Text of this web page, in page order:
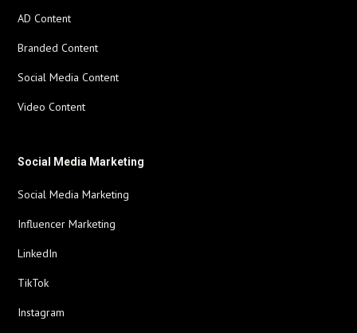
AD Content
Branded Content
Social Media Content
Video Content
Social Media Marketing
Social Media Marketing
Influencer Marketing
LinkedIn
TikTok
Instagram